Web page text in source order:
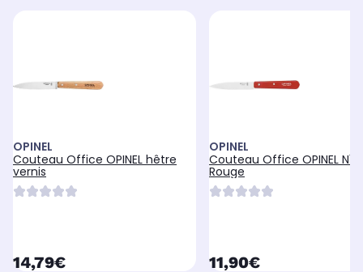
OPINEL
Couteau Office OPINEL hêtre
vernis
currentPrice
14,79€
OPINEL
Couteau Office OPINEL N112
Rouge
currentPrice
11,90€